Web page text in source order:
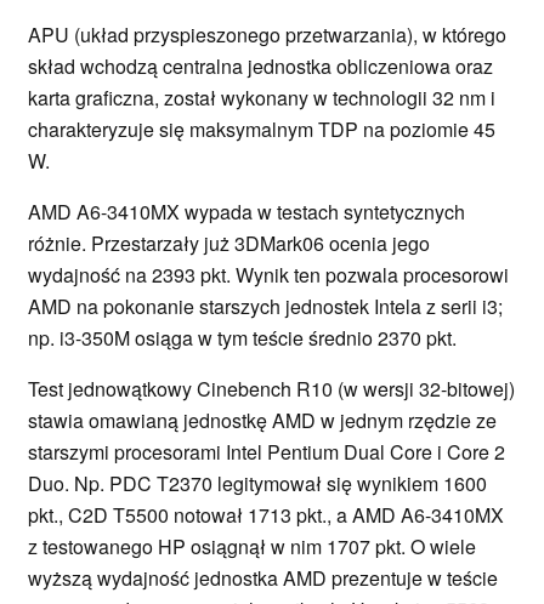
APU (układ przyspieszonego przetwarzania), w którego
skład wchodzą centralna jednostka obliczeniowa oraz
karta graficzna, został wykonany w technologii 32 nm i
charakteryzuje się maksymalnym TDP na poziomie 45
W.
AMD A6-3410MX wypada w testach syntetycznych
różnie. Przestarzały już 3DMark06 ocenia jego
wydajność na 2393 pkt. Wynik ten pozwala procesorowi
AMD na pokonanie starszych jednostek Intela z serii i3;
np. i3-350M osiąga w tym teście średnio 2370 pkt.
Test jednowątkowy Cinebench R10 (w wersji 32-bitowej)
stawia omawianą jednostkę AMD w jednym rzędzie ze
starszymi procesorami Intel Pentium Dual Core i Core 2
Duo. Np. PDC T2370 legitymował się wynikiem 1600
pkt., C2D T5500 notował 1713 pkt., a AMD A6-3410MX
z testowanego HP osiągnął w nim 1707 pkt. O wiele
wyższą wydajność jednostka AMD prezentuje w teście